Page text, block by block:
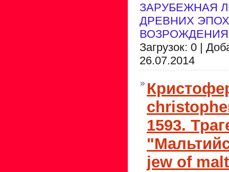
ЗАРУБЕЖНАЯ
ДРЕВНИХ
ВОЗРОЖДЕНИЯ
Загрузок: 0 |
26.07.2014
1593.
jew of